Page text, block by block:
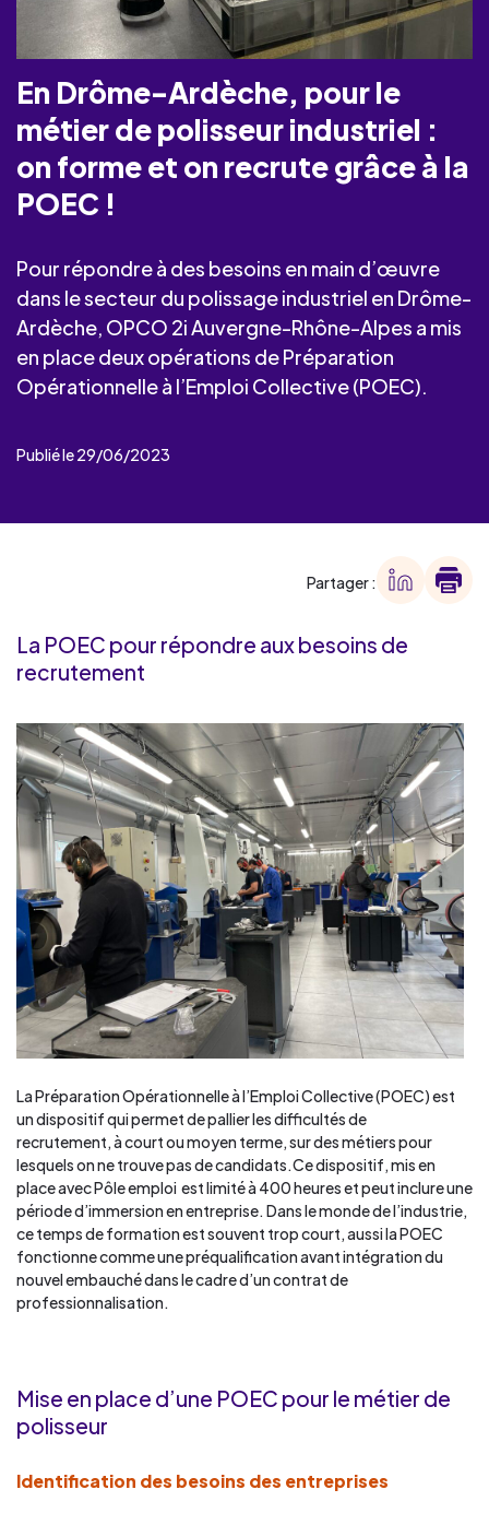
En Drôme-Ardèche, pour le
métier de polisseur industriel :
on forme et on recrute grâce à la
POEC !
Pour répondre à des besoins en main d’œuvre
dans le secteur du polissage industriel en Drôme-
Ardèche, OPCO 2i Auvergne-Rhône-Alpes a mis
en place deux opérations de Préparation
Opérationnelle à l’Emploi Collective (POEC).
Publié le 29/06/2023
Partager :
La POEC pour répondre aux besoins de
recrutement
La Préparation Opérationnelle à l’Emploi Collective (POEC) est
un dispositif qui permet de pallier les difficultés de
recrutement, à court ou moyen terme, sur des métiers pour
lesquels on ne trouve pas de candidats.Ce dispositif, mis en
place avec Pôle emploi est limité à 400 heures et peut inclure une
période d’immersion en entreprise. Dans le monde de l’industrie,
ce temps de formation est souvent trop court, aussi la POEC
fonctionne comme une préqualification avant intégration du
nouvel embauché dans le cadre d’un contrat de
professionnalisation.
Mise en place d’une POEC pour le métier de
polisseur
Identification des besoins des entreprises